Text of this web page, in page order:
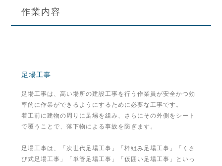
作業内容
足場工事
足場工事は、高い場所の建設工事を行う作業員が安全かつ効
率的に作業ができるようにするために必要な工事です。
着工前に建物の周りに足場を組み、さらにその外側をシート
で覆うことで、落下物による事故を防ぎます。
足場工事は、「次世代足場工事」「枠組み足場工事」「くさ
び式足場工事」「単管足場工事」「仮囲い足場工事」といっ